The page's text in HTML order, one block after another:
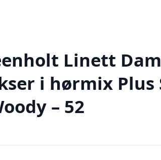
Linett
i hørmix Plus
– 52